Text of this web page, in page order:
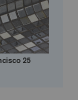
25